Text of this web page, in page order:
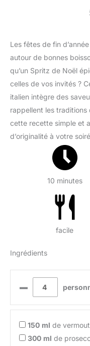
Les fêtes de fin
autour de bonnes
qu’un Spritz de Noël
celles de vos invités ?
italien intègre des
rappellent les
cette recette simple et
d’originalité à votre
10 minutes
facile
Ingrédients
–
150 ml de
300 ml de